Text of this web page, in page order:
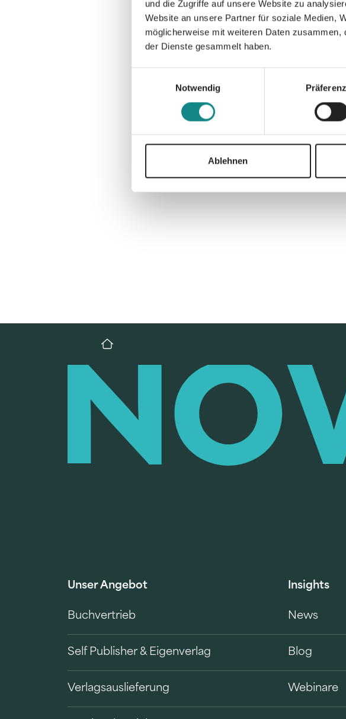
und die Zugriffe auf unsere Website zu
Website an unsere Partner für soziale Medien,
möglicherweise mit weiteren Daten
der Dienste gesammelt haben.
Notwendig
Ablehnen
Unser Angebot
Buchvertrieb
Self Publisher & Eigenverlag
Verlagsauslieferung
Insights
News
Blog
Webinare